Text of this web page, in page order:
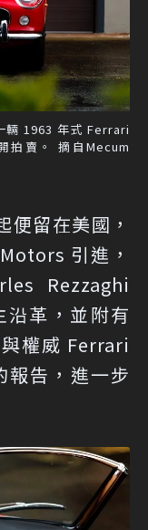
輛 1963 年式 Ferrari
拍賣。 摘自Mecum
便留在美國，
引進，
Rezzaghi
革，並附有
權威 Ferrari
告，進一步